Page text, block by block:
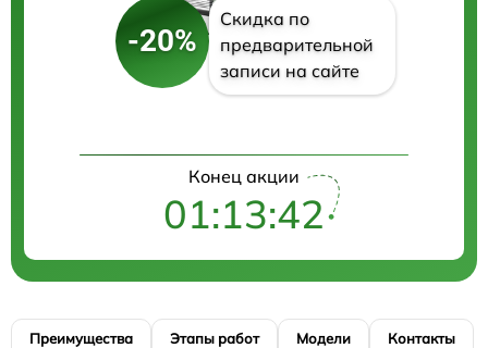
-20%
Скидка по
предварительной
записи на сайте
Конец акции
01:13:42
Преимущества Этапы работ Модели Контакты